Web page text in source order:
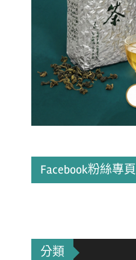
Facebook粉絲專頁
分類